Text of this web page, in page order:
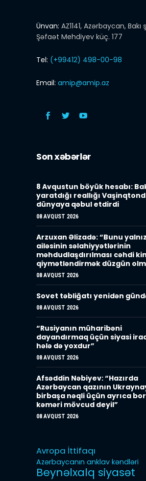
Ünvan: AZ1141, Azərbaycan, Bakı
Şəfaət Mehdiyev küç. 177
Tel: (+99412) 498-00-98
Email: amip@amip.az
Son xəbərlər
8 Avqustun böyük hesabı:
yaratdığı reallığı
dünyaya qəbul etdirdi
08 AVQUST 2026
Arzuxan Əlizadə: “Bunu
ailəsinin səlahiyyətlərinin
məhdudlaşdırılması cəhdi
qiymətləndirmək düzgün
08 AVQUST 2026
Sovet təbliğatı yenidən
08 AVQUST 2026
“Rusiyanın müharibəni
dayandırmaq üçün siyasi
hələ də yoxdur”
08 AVQUST 2026
Afsəddin Nəbiyev: “Hazırda
Azərbaycan qazının
birbaşa nəqli üçün ayrıca
kəməri mövcud deyil”
08 AVQUST 2026
Avropa İttifaqı
Azərbaycanın anklav kəndləri
Beynəlxalq siyasət